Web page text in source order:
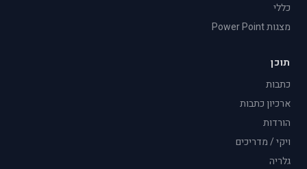
כללי
מצגות Power Point
תוכן
כתבות
ארכיון כתבות
הורדות
ויקי / מדריכים
גלריה